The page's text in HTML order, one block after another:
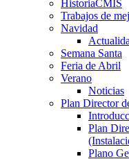
HistoriaCMIS
Trabajos de
Navidad
Semana Santa
Feria de Abril
Verano
Noticias
Plan Director
Plan
Plano